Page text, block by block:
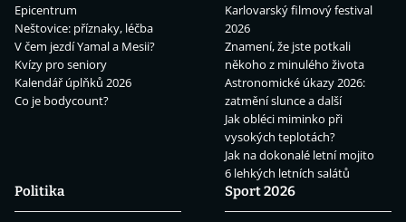
Epicentrum
Neštovice: příznaky, léčba
V čem jezdí Yamal a Mesii?
Kvízy pro seniory
Kalendář úplňků 2026
Co je bodycount?
Karlovarský filmový festival
2026
Znamení, že jste potkali
někoho z minulého života
Astronomické úkazy 2026:
zatmění slunce a další
Jak obléci miminko při
vysokých teplotách?
Jak na dokonalé letní mojito
6 lehkých letních salátů
Politika
Sport 2026